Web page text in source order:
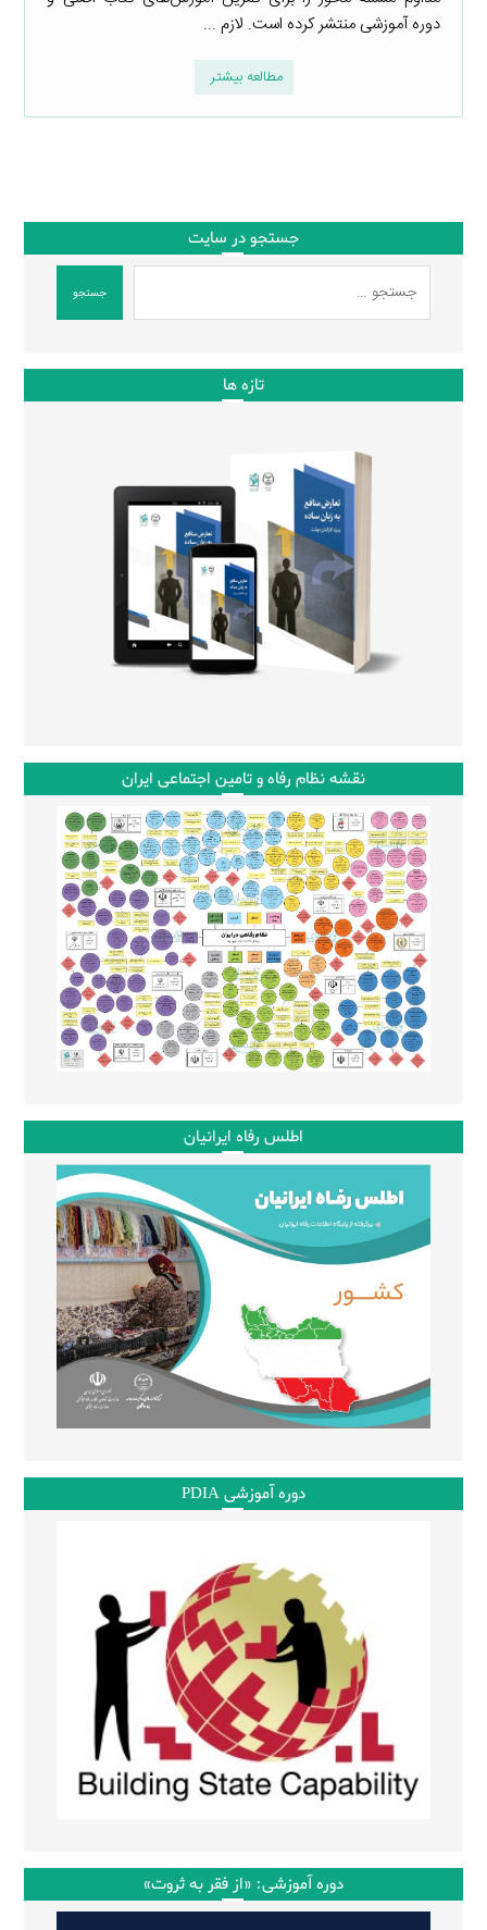
دوره آموزشی منتشر کرده است. لازم ...
مطالعه بیشتر
جستجو در سایت
جستجو
تازه ها
نقشه نظام رفاه و تامین اجتماعی ایران
اطلس رفاه ایرانیان
دوره آموزشی PDIA
دوره آموزشی: «از فقر به ثروت»